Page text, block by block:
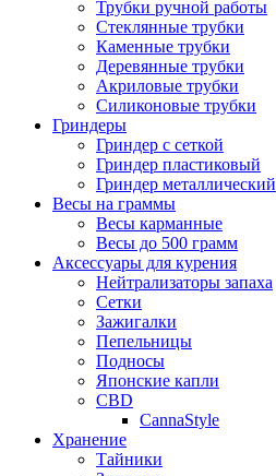
Трубки ручной работы
Стеклянные трубки
Каменные трубки
Деревянные трубки
Акриловые трубки
Силиконовые трубки
Гриндеры
Гриндер с сеткой
Гриндер пластиковый
Гриндер металлический
Весы на граммы
Весы карманные
Весы до 500 грамм
Аксессуары для курения
Нейтрализаторы запаха
Сетки
Зажигалки
Пепельницы
Подносы
Японские капли
CBD
CannaStyle
Хранение
Тайники